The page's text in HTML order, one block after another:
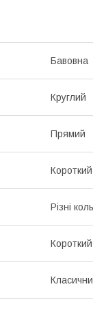
Бавовна
Круглий
Прямий
Короткий
Різні
Короткий